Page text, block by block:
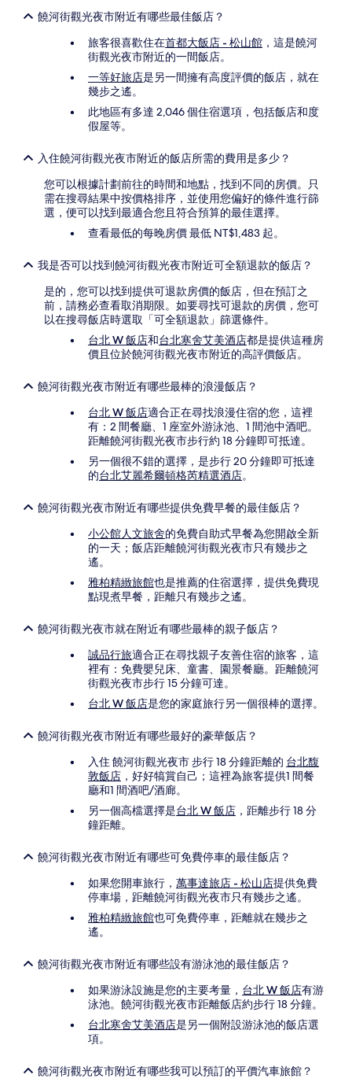
饒河街觀光夜市附近有哪些最佳飯店？
旅客很喜歡住在首都大飯店 - 松山館 ，這是饒河
街觀光夜市附近的一間飯店。
一等好旅店是另一間擁有高度評價的飯店，就在
幾步之遙。
此地區有多達 2,046 個住宿選項，包括飯店和度
假屋等。
入住饒河街觀光夜市附近的飯店所需的費用是多少？
您可以根據計劃前往的時間和地點，找到不同的房價。只
需在搜尋結果中按價格排序，並使用您偏好的條件進行篩
選，便可以找到最適合您且符合預算的最佳選擇。
查看最低的每晚房價 最低 NT$1,483 起。
我是否可以找到饒河街觀光夜市附近可全額退款的飯店？
是的，您可以找到提供可退款房價的飯店，但在預訂之
前，請務必查看取消期限。如要尋找可退款的房價，您可
以在搜尋飯店時選取「可全額退款」篩選條件。
台北 W 飯店和台北寒舍艾美酒店都是提供這種房
價且位於饒河街觀光夜市附近的高評價飯店。
饒河街觀光夜市附近有哪些最棒的浪漫飯店？
台北 W 飯店適合正在尋找浪漫住宿的您，這裡
有：2 間餐廳、1 座室外游泳池、1 間池中酒吧。
距離饒河街觀光夜市步行約 18 分鐘即可抵達。
另一個很不錯的選擇，是步行 20 分鐘即可抵達
的台北艾麗希爾頓格芮精選酒店。
饒河街觀光夜市附近有哪些提供免費早餐的最佳飯店？
小公館人文旅舍的免費自助式早餐為您開啟全新
的一天；飯店距離饒河街觀光夜市只有幾步之
遙。
雅柏精緻旅館也是推薦的住宿選擇，提供免費現
點現煮早餐，距離只有幾步之遙。
饒河街觀光夜市就在附近有哪些最棒的親子飯店？
誠品行旅適合正在尋找親子友善住宿的旅客，這
裡有：免費嬰兒床、童書、園景餐廳。距離饒河
街觀光夜市步行 15 分鐘可達。
台北 W 飯店是您的家庭旅行另一個很棒的選擇。
饒河街觀光夜市附近有哪些最好的豪華飯店？
入住 饒河街觀光夜市 步行 18 分鐘距離的 台北馥
敦飯店 ，好好犒賞自己；這裡為旅客提供1 間餐
廳和1 間酒吧/酒廊。
另一個高檔選擇是台北 W 飯店 ，距離步行 18 分
鐘距離。
饒河街觀光夜市附近有哪些可免費停車的最佳飯店？
如果您開車旅行， 萬事達旅店 - 松山店提供免費
停車場，距離饒河街觀光夜市只有幾步之遙。
雅柏精緻旅館也可免費停車，距離就在幾步之
遙。
饒河街觀光夜市附近有哪些設有游泳池的最佳飯店？
如果游泳設施是您的主要考量， 台北 W 飯店有游
泳池。饒河街觀光夜市距離飯店約步行 18 分鐘。
台北寒舍艾美酒店是另一個附設游泳池的飯店選
項。
饒河街觀光夜市附近有哪些我可以預訂的平價汽車旅館？